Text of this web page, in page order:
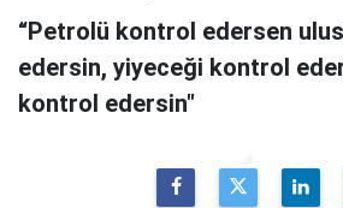
“Petrolü kontrol edersen
edersin, yiyeceği kontrol
kontrol edersin"